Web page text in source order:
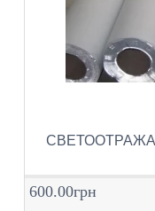
600.00грн